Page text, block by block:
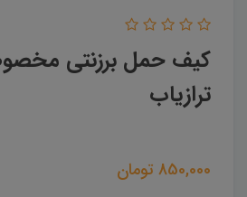
کیف حمل برزنتی
ترازیاب
850,000 تومان